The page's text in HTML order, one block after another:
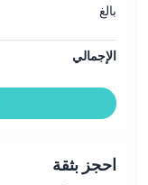
كيفية الاسترداد
سياسة الإلغاء
بالغ
الإجمالي
احجز بثقة